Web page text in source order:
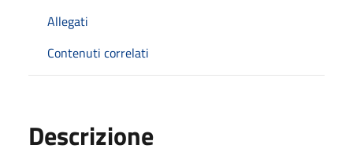
Allegati
Contenuti correlati
Descrizione